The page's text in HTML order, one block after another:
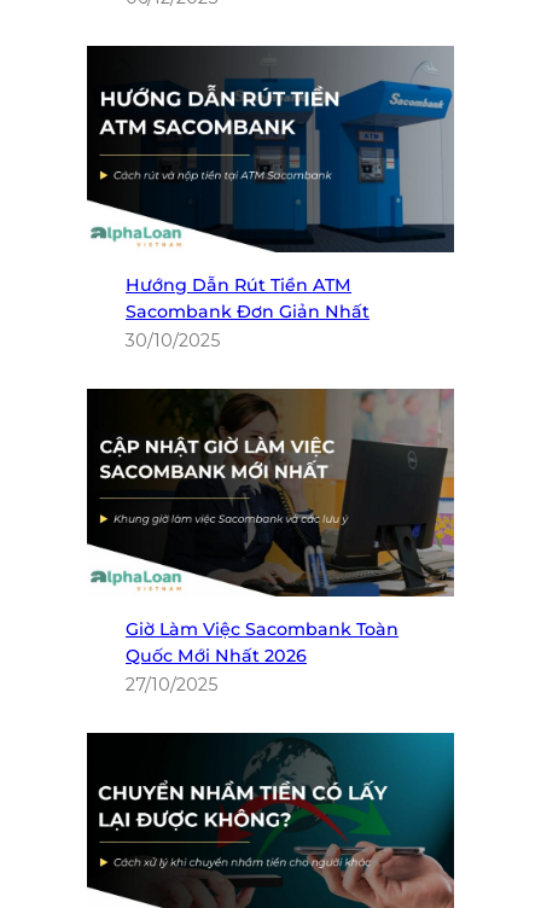
Hướng Dẫn Rút Tiền ATM
Sacombank Đơn Giản Nhất
30/10/2025
Giờ Làm Việc Sacombank Toàn
Quốc Mới Nhất 2026
27/10/2025